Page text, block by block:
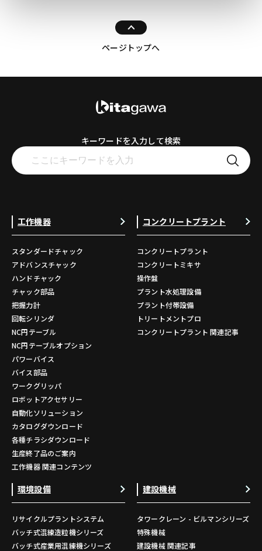
ページトップへ
キーワードを入力して検索
工作機器
スタンダードチャック
アドバンスチャック
ハンドチャック
チャック部品
把握力計
回転シリンダ
NC円テーブル
NC円テーブルオプション
パワーバイス
バイス部品
ワークグリッパ
ロボットアクセサリー
自動化ソリューション
カタログダウンロード
各種チラシダウンロード
生産終了品のご案内
工作機器 関連コンテンツ
コンクリートプラント
コンクリートプラント
コンクリートミキサ
操作盤
プラント水処理設備
プラント付帯設備
トリートメントプロ
コンクリートプラント 関連記事
環境設備
リサイクルプラントシステム
バッチ式混練造粒機シリーズ
バッチ式産業用混練機シリーズ
建設機械
タワークレーン - ビルマンシリーズ
特殊機械
建設機械 関連記事